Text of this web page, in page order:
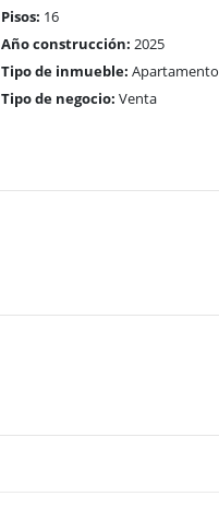
Pisos: 16
Año construcción: 2025
Tipo de inmueble: Apartamento
Tipo de negocio: Venta